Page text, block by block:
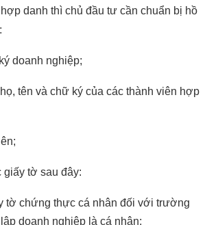
danh thì chủ đầu tư cần chuẩn bị hồ
doanh nghiệp;
tên và chữ ký của các thành viên hợp
giấy tờ sau đây:
tờ chứng thực cá nhân đối với trường
doanh nghiệp là cá nhân;